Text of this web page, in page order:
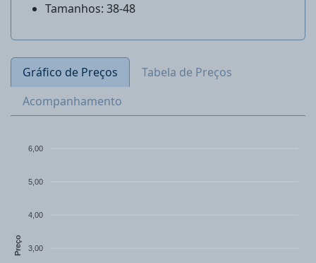
Tamanhos: 38-48
Gráfico de Preços
Tabela de Preços
Acompanhamento
6,00
5,00
4,00
3,00
Preço